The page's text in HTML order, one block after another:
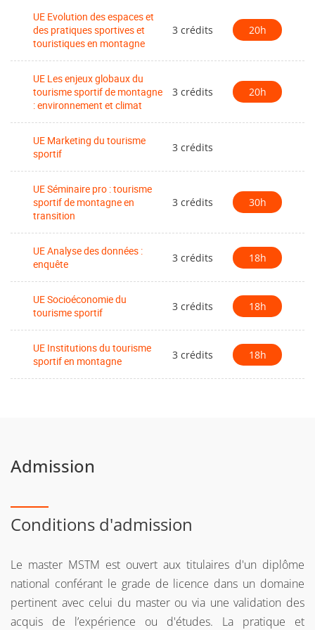
démarche analytique et critique (initiation à la
recherche, statistique, outils d’analyse des données …) ;
Des enseignements professionnalisants
au champ du tourisme sportif en montagne (projet
tutoré, séminaire professionnel, stage).
UE Evolution des espaces et
des pratiques sportives et
touristiques en montagne
3 crédits 20h
UE Les enjeux globaux du
tourisme sportif de montagne
: environnement et climat
3 crédits 20h
UE Marketing du tourisme
sportif
3 crédits
UE Séminaire pro : tourisme
sportif de montagne en
transition
3 crédits 30h
UE Analyse des données :
enquête
3 crédits 18h
UE Socioéconomie du
tourisme sportif
3 crédits 18h
UE Institutions du tourisme
sportif en montagne
3 crédits 18h
Admission
Conditions d'admission
Le master MSTM est ouvert aux titulaires d'un diplôme
national conférant le grade de licence dans un domaine
pertinent avec celui du master ou via une validation des
acquis de l’expérience ou d'études. La pratique et